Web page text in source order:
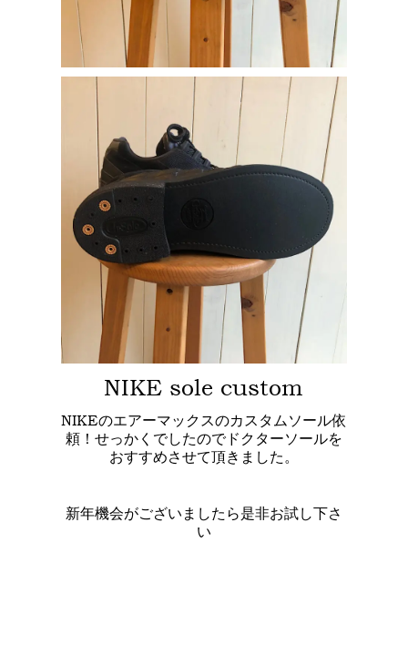
NIKE sole custom
NIKEのエアーマックスのカスタムソール依
頼！せっかくでしたのでドクターソールを
おすすめさせて頂きました。
新年機会がございましたら是非お試し下さ
い